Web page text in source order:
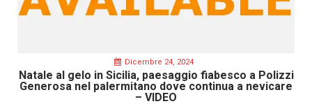
Dicembre 24, 2024
Natale al gelo in Sicilia, paesaggio fiabesco a Polizzi
Generosa nel palermitano dove continua a nevicare
– VIDEO